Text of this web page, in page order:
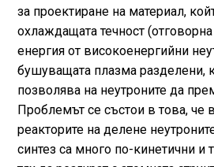
за проектиране на материал,
охлаждащата течност
енергия от високоенергийни
бушуващата плазма разделени,
позволява на неутроните да
Проблемът се състои в това, че
реакторите на делене
синтез са много по-кинетични и